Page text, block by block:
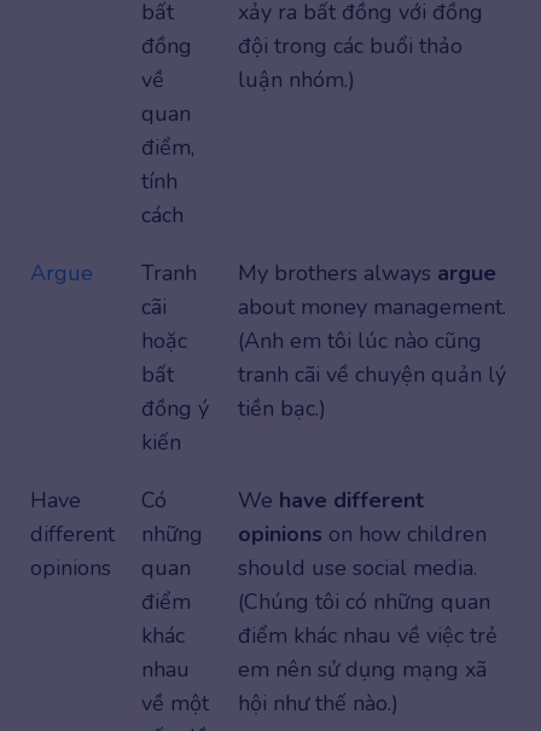
bất
đồng
về
quan
điểm,
tính
cách
xảy ra bất đồng với đồng
đội trong các buổi thảo
luận nhóm.)
Argue
Tranh
cãi
hoặc
bất
đồng ý
kiến
My brothers always argue
about money management.
(Anh em tôi lúc nào cũng
tranh cãi về chuyện quản lý
tiền bạc.)
Have
different
opinions
Có
những
quan
điểm
khác
nhau
về một
We have different
opinions on how children
should use social media.
(Chúng tôi có những quan
điểm khác nhau về việc trẻ
em nên sử dụng mạng xã
hội như thế nào.)